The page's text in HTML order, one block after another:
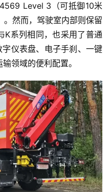
Level 3（可抵御10米
然而，驾驶室内部则保留
K系列相同，也采用了普通
仪表盘、电子手刹、一键
领域的便利配置。